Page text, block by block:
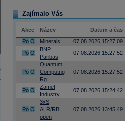
Zajímalo Vás
Akce Název
Datum a čas
Po O Minerals
07.08.2026 15:27:09
Po O
BNP
Paribas
07.08.2026 15:27:52
Po O
Quantum
Computng
Rg
07.08.2026 15:27:52
Po O
Zamet
Industry
07.08.2026 15:24:42
Po O
3xS
ALR/RBI
open
07.08.2026 13:45:49